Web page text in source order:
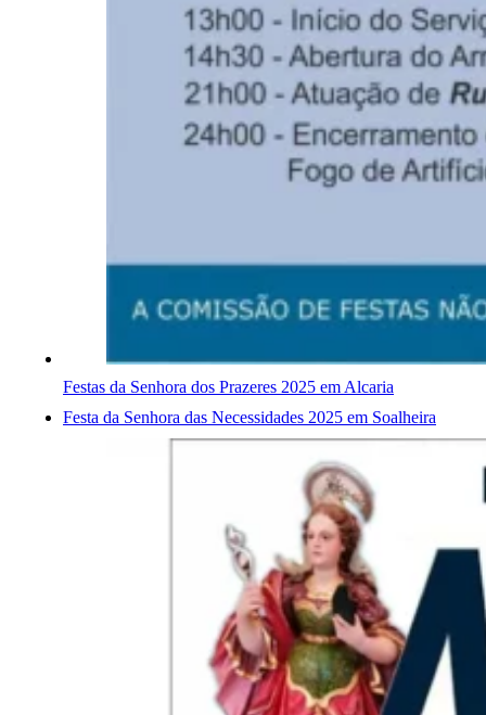
Festas da Senhora dos Prazeres 2025 em Alcaria
Festa da Senhora das Necessidades 2025 em Soalheira